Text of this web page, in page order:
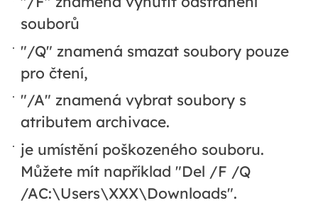
souborů
"/Q" znamená smazat soubory pouze
pro čtení,
"/A" znamená vybrat soubory s
atributem archivace.
je umístění poškozeného souboru.
Můžete mít například "Del /F /Q
/AC:\Users\XXX\Downloads".